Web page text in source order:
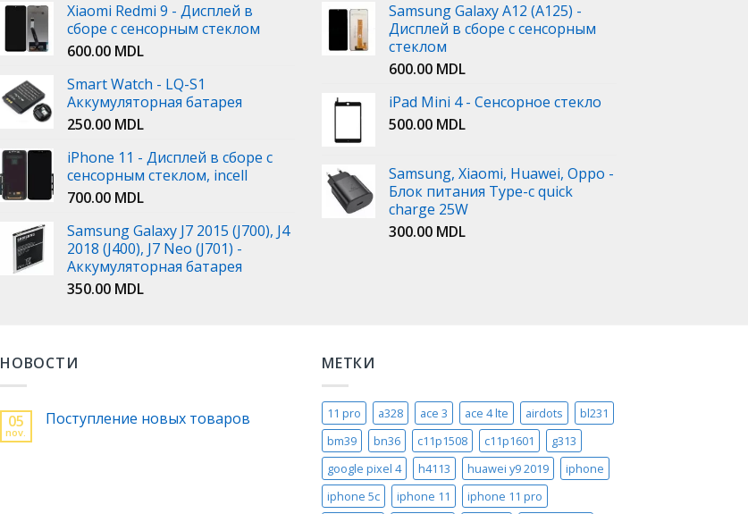
Xiaomi Redmi 9 - Дисплей в
сборе с сенсорным стеклом
600.00 MDL
Smart Watch - LQ-S1
Аккумуляторная батарея
250.00 MDL
iPhone 11 - Дисплей в сборе с
сенсорным стеклом, incell
700.00 MDL
Samsung Galaxy J7 2015 (J700), J4
2018 (J400), J7 Neo (J701) -
Аккумуляторная батарея
350.00 MDL
Samsung Galaxy A12 (A125) -
Дисплей в сборе с сенсорным
стеклом
600.00 MDL
iPad Mini 4 - Сенсорное стекло
500.00 MDL
Samsung, Xiaomi, Huawei, Oppo -
Блок питания Type-c quick
charge 25W
300.00 MDL
НОВОСТИ
05
nov.
Поступление новых товаров
МЕТКИ
11 pro a328 ace 3 ace 4 lte airdots
bl231
bm39
bn36 c11p1508 c11p1601
g313
google pixel 4
h4113 huawei y9 2019
iphone
iphone 5c
iphone 11
iphone 11 pro